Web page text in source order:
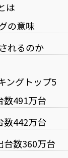
は
の意味
れるのか
ングトップ5
数491万台
数442万台
台数360万台